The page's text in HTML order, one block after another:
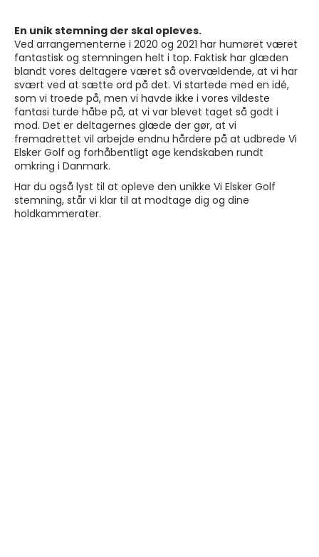
En unik stemning der skal opleves.
Ved arrangementerne i 2020 og 2021 har humøret været
fantastisk og stemningen helt i top. Faktisk har glæden
blandt vores deltagere været så overvældende, at vi har
svært ved at sætte ord på det. Vi startede med en idé,
som vi troede på, men vi havde ikke i vores vildeste
fantasi turde håbe på, at vi var blevet taget så godt i
mod. Det er deltagernes glæde der gør, at vi
fremadrettet vil arbejde endnu hårdere på at udbrede Vi
Elsker Golf og forhåbentligt øge kendskaben rundt
omkring i Danmark.
Har du også lyst til at opleve den unikke Vi Elsker Golf
stemning, står vi klar til at modtage dig og dine
holdkammerater.